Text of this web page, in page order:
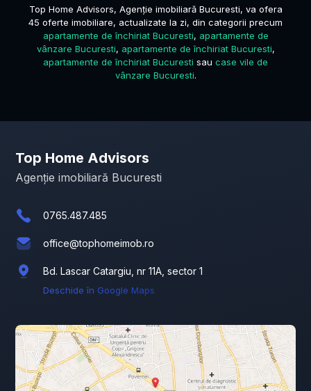
Top Home Advisors, Agenție imobiliară Bucuresti, va ofera
45 oferte imobiliare, actualizate la zi, din categorii precum
apartamente de închiriat Bucuresti, apartamente de
vânzare Bucuresti, apartamente de închiriat Bucuresti,
apartamente de închiriat Bucuresti sau case vile de
vânzare Bucuresti.
Top Home Advisors
Agenție imobiliară Bucuresti
0765.487.485
office@tophomeimob.ro
Bd. Lascar Catargiu, nr 11A, sector 1
Deschide în Google Maps